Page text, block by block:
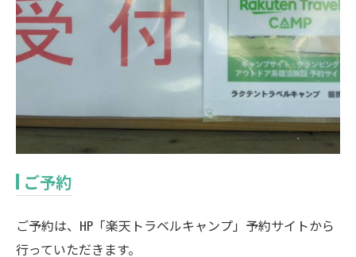
ご予約
ご予約は、HP「楽天トラベルキャンプ」予約サイトから
行っていただきます。